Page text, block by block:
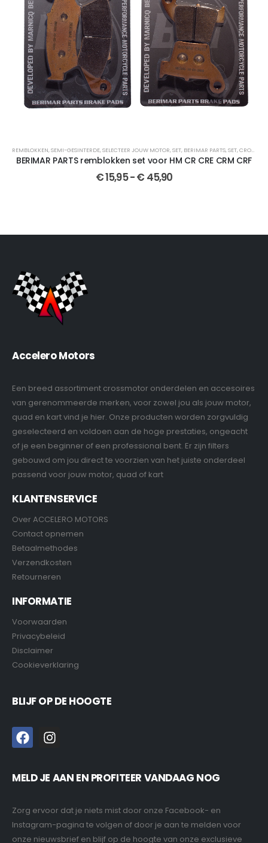
REMBLOKKEN,SEMI-GESINTERDE,SELECTEER JOUW MOTOR,SET, BERIMAR PARTS,SET,CROSSMOTOR ONDERDELEN
BERIMAR PARTS remblokken set voor HM CR CRE CRM CRF
€15,95-€ 45,90
Accelero Motors
Een breed assortiment crossmotor onderdelen en accesoires
van gerenommeerde merken, voor zowel jou als jouw motor,
quad en kart vind je hier. Onze producten worden zorgvuldig
geselecteerd en voldoen aan de hoge prestaties, ongeacht
of je een beginner of een professional bent. Er zijn filters
gebouwd om jou direct te voorzien van het juiste onderdeel
passend voor jouw motor, quad of kart
KLANTENSERVICE
Over ACCELERO MOTORS
Contact opnemen
Betaalmethodes
Verzendkosten
Retourneren
INFORMATIE
Voorwaarden
Privacybeleid
Disclaimer
Cookieverklaring
BLIJF OP DE HOOGTE
MELD JE AAN EN PROFITEER VANDAAG NOG
Zorg ervoor dat je niets mist door onze Facebook- en
Instagram-pagina te volgen of door je aan te melden voor
onze nieuwsbrief en blijf op de hoogte van onze exclusieve